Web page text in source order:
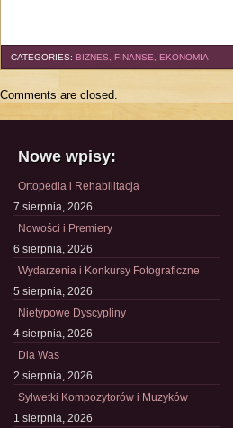
CATEGORIES: BIZNES, FINANSE, EKONOMIA
Comments are closed.
Nowe wpisy:
Ortopedia i Rehabilitacja
7 sierpnia, 2026
Nowości i Premiery
6 sierpnia, 2026
Wydarzenia i Konkursy Fotograficzne
5 sierpnia, 2026
Nietypowe Dyscypliny
4 sierpnia, 2026
Dla Was
2 sierpnia, 2026
Sylwetki Kompozytorów i Muzyków
1 sierpnia, 2026